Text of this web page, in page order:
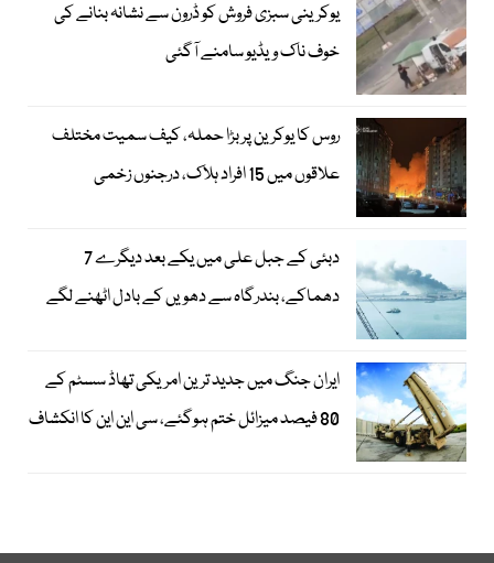
یوکرینی سبزی فروش کو ڈرون سے نشانہ بنانے کی
خوف ناک ویڈیو سامنے آگئی
روس کا یوکرین پر بڑا حملہ، کیف سمیت مختلف
علاقوں میں 15 افراد ہلاک، درجنوں زخمی
دبئی کے جبل علی میں یکے بعد دیگرے 7
دھماکے، بندرگاہ سے دھویں کے بادل اٹھنے لگے
ایران جنگ میں جدید ترین امریکی تھاڈ سسٹم کے
80 فیصد میزائل ختم ہوگئے، سی این این کا انکشاف